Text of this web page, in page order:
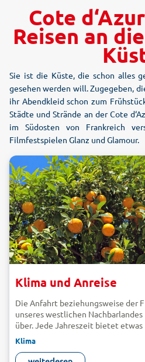
Cote
Reisen an
Sie ist die Küste, die schon alles
gesehen werden will. Zugegeben,
ihr Abendkleid schon zum
Städte und Strände an der Cote
im Südosten von Frankreich
Filmfestspielen Glanz und Glamour.
Klima und Anreise
Die Anfahrt beziehungsweise der
unseres westlichen
über. Jede Jahreszeit bietet etwas
Klima
Das Klima an der Cote d’Azur ist